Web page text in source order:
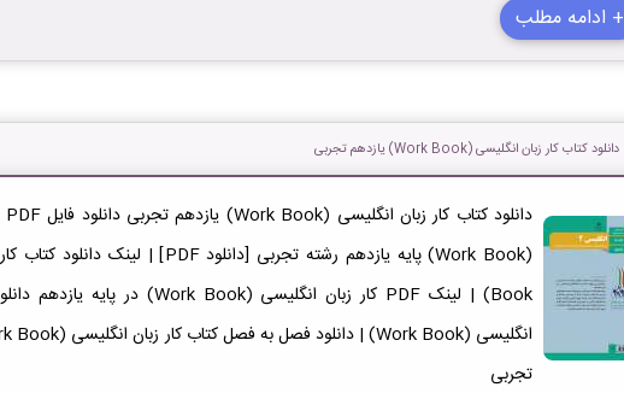
+ ادامه مطلب
دانلود کتاب کار زبان انگلیسی (Work Book) یازدهم تجربی
تجربی